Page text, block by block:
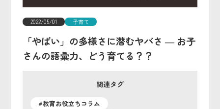
2022/05/01 子育て
「やばい」の多様さに潜むヤバさ ― お子
さんの語彙力、どう育てる？？
関連タグ
#教育お役立ちコラム